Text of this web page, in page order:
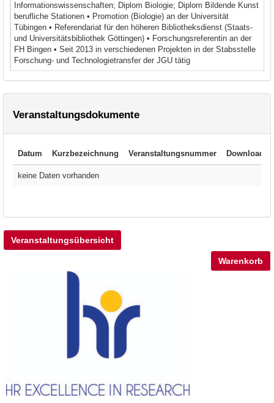
Informationswissenschaften; Diplom Biologie; Diplom Bildende Kunst
berufliche Stationen • Promotion (Biologie) an der Universität
Tübingen • Referendariat für den höheren Bibliotheksdienst (Staats-
und Universitätsbibliothek Göttingen) • Forschungsreferentin an der
FH Bingen • Seit 2013 in verschiedenen Projekten in der Stabsstelle
Forschung- und Technologietransfer der JGU tätig
Veranstaltungsdokumente
Datum Kurzbezeichnung Veranstaltungsnummer Download
keine Daten vorhanden
Veranstaltungsübersicht
Warenkorb